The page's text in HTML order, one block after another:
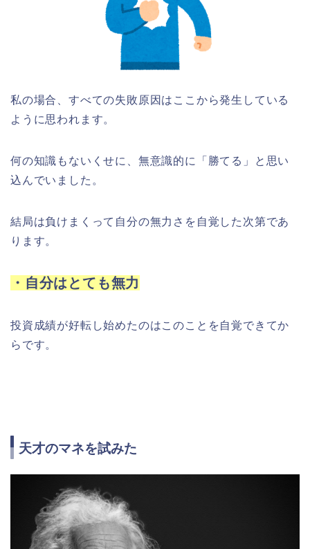
私の場合、すべての失敗原因はここから発生している
ように思われます。
何の知識もないくせに、無意識的に「勝てる」と思い
込んでいました。
結局は負けまくって自分の無力さを自覚した次第であ
ります。
・自分はとても無力
投資成績が好転し始めたのはこのことを自覚できてか
らです。
天才のマネを試みた